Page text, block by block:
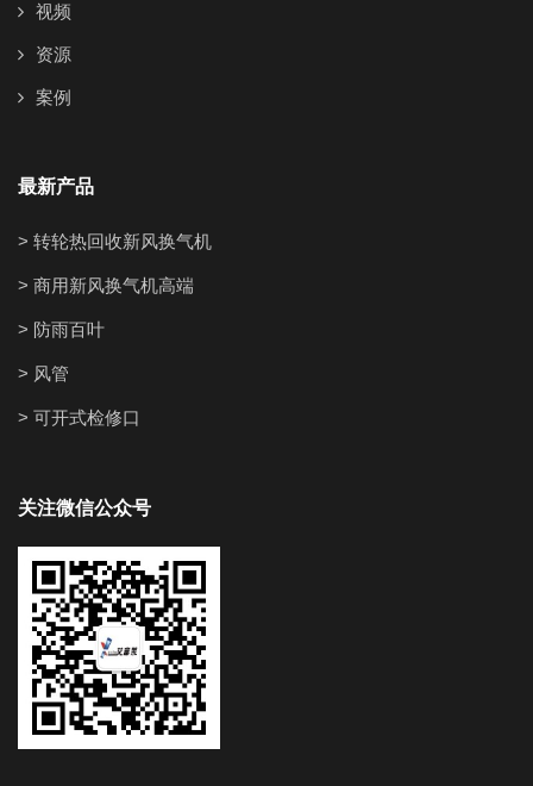
视频
资源
案例
最新产品
> 转轮热回收新风换气机
> 商用新风换气机高端
> 防雨百叶
> 风管
> 可开式检修口
关注微信公众号